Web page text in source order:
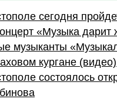
сегодня
«Музыка дарит
музыканты
кургане (видео)
состоялось